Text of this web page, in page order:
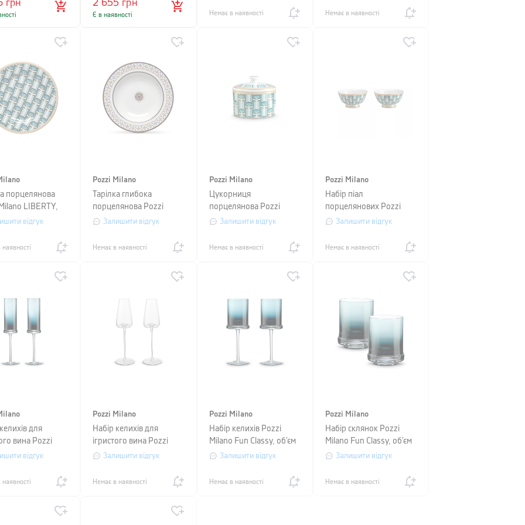
грн 2 655 грн
Є в наявності Немає в наявності Немає в наявності
порцелянова
LIBERTY,
19,5 см, з
відгук
Pozzi Milano
Тарілка глибока
порцелянова Pozzi
Milano CHARLES,
візерунком
Залишити відгук
Немає в наявності
Pozzi Milano
Цукорниця
порцелянова Pozzi
Milano LIBERTY, об'єм
візерунком
Залишити відгук
Немає в наявності
Pozzi Milano
Набір піал
порцелянових Pozzi
Milano LIBERTY, діаметр
візерунком, 2 шт
Залишити відгук
Немає в наявності
для
вина Pozzi
Classy, об’єм
відгук
Pozzi Milano
Набір келихів для
ігристого вина Pozzi
Milano Grand Cru, об’єм
Залишити відгук
Немає в наявності
Pozzi Milano
Набір келихів Pozzi
Milano Fun Classy, об’єм
0,27 л, синій, 2 шт
Залишити відгук
Немає в наявності
Pozzi Milano
Набір склянок Pozzi
Milano Fun Classy, об’єм
0,29 л, синій, 2 шт
Залишити відгук
Немає в наявності